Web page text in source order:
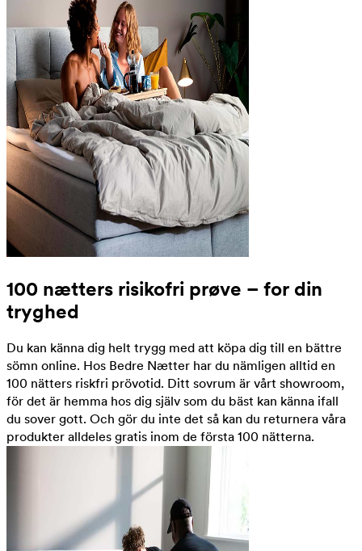
100 nætters risikofri prøve – for din
tryghed
Du kan känna dig helt trygg med att köpa dig till en bättre
sömn online. Hos Bedre Nætter har du nämligen alltid en
100 nätters riskfri prövotid. Ditt sovrum är vårt showroom,
för det är hemma hos dig själv som du bäst kan känna ifall
du sover gott. Och gör du inte det så kan du returnera våra
produkter alldeles gratis inom de första 100 nätterna.